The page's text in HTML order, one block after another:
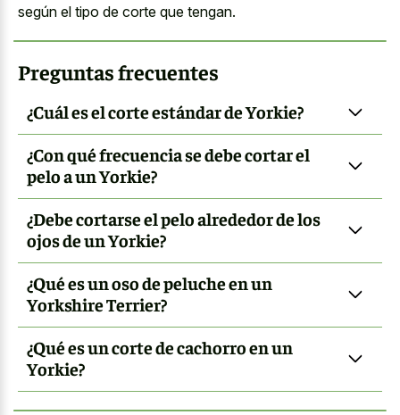
según el tipo de corte que tengan.
Preguntas frecuentes
¿Cuál es el corte estándar de Yorkie?
¿Con qué frecuencia se debe cortar el
pelo a un Yorkie?
¿Debe cortarse el pelo alrededor de los
ojos de un Yorkie?
¿Qué es un oso de peluche en un
Yorkshire Terrier?
¿Qué es un corte de cachorro en un
Yorkie?